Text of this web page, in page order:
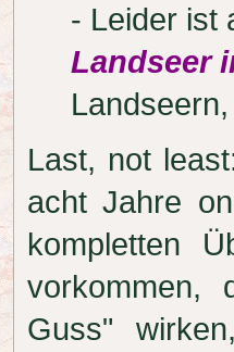
- Leider ist
Landseer
Last, not
acht Jahre
kompletten
vorkommen,
Guss"